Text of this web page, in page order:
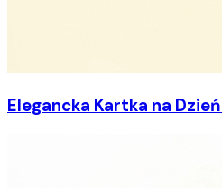
Elegancka Kartka na